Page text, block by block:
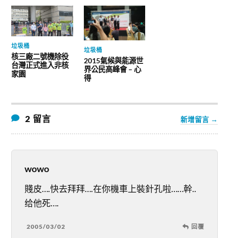
垃圾桶
核三廠二號機除役
台灣正式進入非核
家園
垃圾桶
2015氣候與能源世
界公民高峰會 – 心
得
2 留言 新增留言 →
wowo
賤皮….快去拜拜….在你機車上裝針孔啦……幹..
给他死….
2005/03/02 回覆